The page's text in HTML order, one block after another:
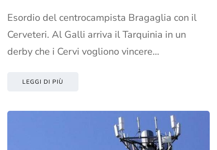
Esordio del centrocampista Bragaglia con il
Cerveteri. Al Galli arriva il Tarquinia in un
derby che i Cervi vogliono vincere…
LEGGI DI PIÙ